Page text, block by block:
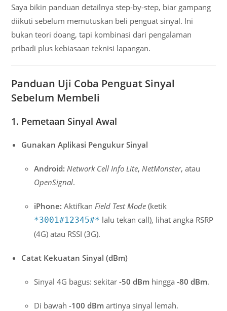
Saya bikin panduan detailnya step-by-step, biar gampang
diikuti sebelum memutuskan beli penguat sinyal. Ini
bukan teori doang, tapi kombinasi dari pengalaman
pribadi plus kebiasaan teknisi lapangan.
Panduan Uji Coba Penguat Sinyal
Sebelum Membeli
1. Pemetaan Sinyal Awal
Gunakan Aplikasi Pengukur Sinyal
Android: Network Cell Info Lite, NetMonster, atau
OpenSignal.
iPhone: Aktifkan Field Test Mode (ketik
*3001#12345#* lalu tekan call), lihat angka RSRP
(4G) atau RSSI (3G).
Catat Kekuatan Sinyal (dBm)
Sinyal 4G bagus: sekitar-50 dBm hingga-80 dBm.
Di bawah-100 dBm artinya sinyal lemah.